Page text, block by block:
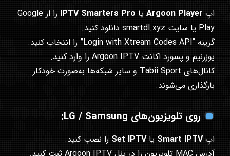
اپ Argoon Player یا IPTV Smarters Pro
را از Google
Play یا سایت
smartdl.xyz دانلود کنید.
گزینه “Login with Xtream Codes API” را انتخاب کنید.
یوزرنیم و پسورد اکانت Argoon IPTV را وارد کنید.
کانال‌های Tabii Sport و سایر شبکه‌ها به‌صورت خودکار
بارگذاری می‌شوند.
روی تلویزیون‌های LG / Samsung:
اپSmart IPTV یاSet IPTV را نصب کنید.